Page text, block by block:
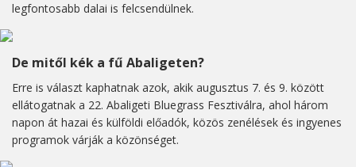
legfontosabb dalai is felcsendülnek.
De mitől kék a fű Abaligeten?
Erre is választ kaphatnak azok, akik augusztus 7. és 9. között
ellátogatnak a 22. Abaligeti Bluegrass Fesztiválra, ahol három
napon át hazai és külföldi előadók, közös zenélések és ingyenes
programok várják a közönséget.